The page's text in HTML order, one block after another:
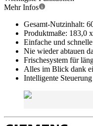
Mehr Infos
Gesamt-Nutzinhalt:
Produktmaße: 183,0
Einfache und
Nie wieder abtauen
Frischesystem für
Alles im Blick dank
Intelligente